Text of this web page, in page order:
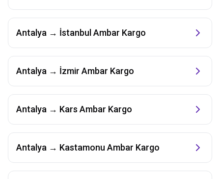
Antalya → İstanbul Ambar Kargo
Antalya → İzmir Ambar Kargo
Antalya → Kars Ambar Kargo
Antalya → Kastamonu Ambar Kargo